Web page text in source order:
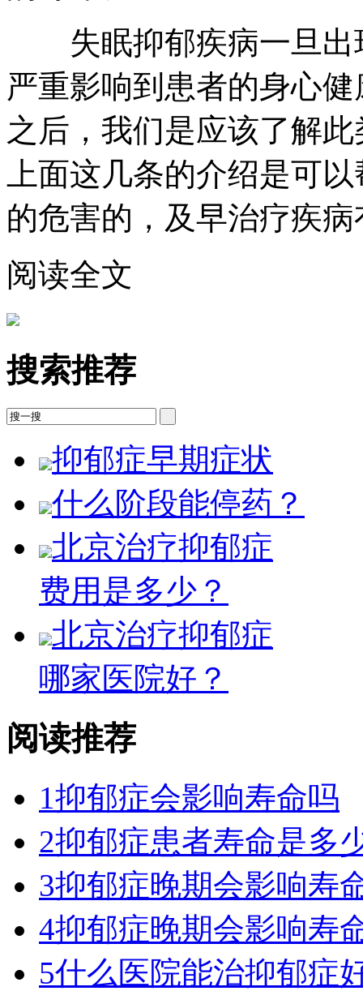
失眠抑郁疾病一旦出
严重影响到患者的身心
之后，我们是应该了解
上面这几条的介绍是可
的危害的，及早治疗疾
阅读全文
搜索推荐
抑郁症早期症状
什么阶段能停药？
北京治疗抑郁症
费用是多少？
北京治疗抑郁症
哪家医院好？
阅读推荐
1抑郁症会影响寿命吗
2抑郁症患者寿命是多
3抑郁症晚期会影响寿
4抑郁症晚期会影响寿
5什么医院能治抑郁症